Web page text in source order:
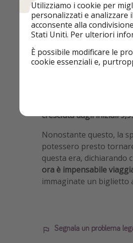
In generale, i prezzi dei
risultando inoltre il 10%
i pasti a bordo e
cresciuta dagli iniziali
Nonostante questo, la
potessero presto
questa era, dichiarando
ora è impensabile
immaginate un biglietto
Segnala un problema
Utilizziamo i cookie per
personalizzati e analizzare
acconsente alla
Stati Uniti. Per ulteriori
È possibile modificare le
cookie essenziali e,